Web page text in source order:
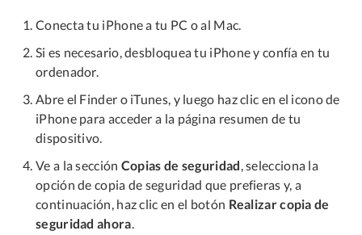
Conecta tu iPhone a tu PC o al Mac.
Si es necesario, desbloquea tu iPhone y confía en tu
ordenador.
Abre el Finder o iTunes, y luego haz clic en el icono de
iPhone para acceder a la página resumen de tu
dispositivo.
Ve a la sección Copias de seguridad , selecciona la
opción de copia de seguridad que prefieras y, a
continuación, haz clic en el botón Realizar copia de
seguridad ahora